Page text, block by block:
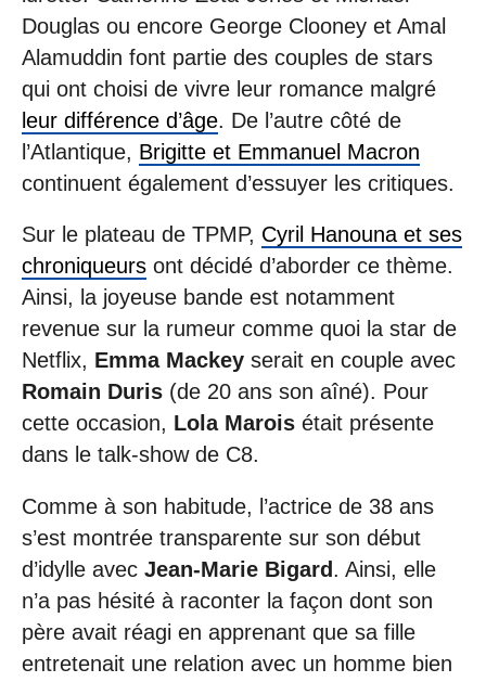
Douglas ou encore George Clooney et Amal
Alamuddin font partie des couples de stars
qui ont choisi de vivre leur romance malgré
leur différence d’âge. De l’autre côté de
l’Atlantique, Brigitte et Emmanuel Macron
continuent également d’essuyer les critiques.
Sur le plateau de TPMP, Cyril Hanouna et ses
chroniqueurs ont décidé d’aborder ce thème.
Ainsi, la joyeuse bande est notamment
revenue sur la rumeur comme quoi la star de
Netflix, Emma Mackey serait en couple avec
Romain Duris (de 20 ans son aîné). Pour
cette occasion, Lola Marois était présente
dans le talk-show de C8.
Comme à son habitude, l’actrice de 38 ans
s’est montrée transparente sur son début
d’idylle avec Jean-Marie Bigard . Ainsi, elle
n’a pas hésité à raconter la façon dont son
père avait réagi en apprenant que sa fille
entretenait une relation avec un homme bien